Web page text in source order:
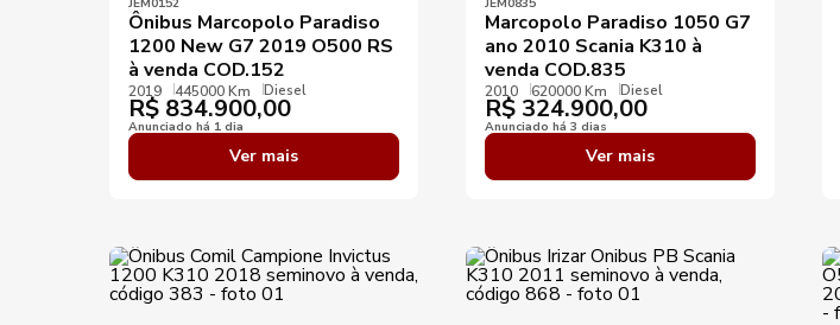
JEM0152
Ônibus Marcopolo Paradiso
1200 New G7 2019 O500 RS
à venda COD.152
2019 445000 Km Diesel
R$ 834.900,00
Anunciado há 1 dia
Ver mais
JEM0835
Marcopolo Paradiso 1050 G7
ano 2010 Scania K310 à
venda COD.835
2010 620000 Km Diesel
R$ 324.900,00
Anunciado há 3 dias
Ver mais